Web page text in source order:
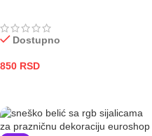
Dostupno
850 RSD